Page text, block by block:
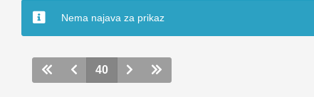
Nema najava za prikaz
40